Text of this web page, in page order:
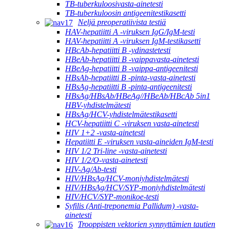
TB-tuberkuloosivasta-ainetesti
TB-tuberkuloosin antigeenitestikasetti
Neljä preoperatiivista testiä
HAV-hepatiitti A -viruksen IgG/IgM-testi
HAV-hepatiitti A -viruksen IgM-testikasetti
HBcAb-hepatiitti B -ydinastetesti
HBeAb-hepatiitti B -vaippavasta-ainetesti
HBeAg-hepatiitti B -vaippa-antigeenitesti
HBsAb-hepatiitti B -pinta-vasta-ainetesti
HBsAg-hepatiitti B -pinta-antigeenitesti
HBsAg/HBsAb/HBeAg//HBeAb/HBcAb 5in1
HBV-yhdistelmätesti
HBsAg/HCV-yhdistelmätestikasetti
HCV-hepatiitti C -viruksen vasta-ainetesti
HIV 1+2 -vasta-ainetesti
Hepatiitti E -viruksen vasta-aineiden IgM-testi
HIV 1/2 Tri-line -vasta-ainetesti
HIV 1/2/O-vasta-ainetesti
HIV-Ag/Ab-testi
HIV/HBsAg/HCV-moniyhdistelmätesti
HIV/HBsAg/HCV/SYP-moniyhdistelmätesti
HIV/HCV/SYP-monikoe-testi
Syfilis (Anti-treponemia Pallidum) -vasta-
ainetesti
Trooppisten vektorien synnyttämien tautien